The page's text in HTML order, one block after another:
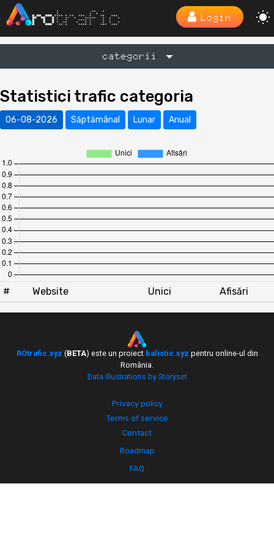
Login
categorii
Statistici trafic categoria
06-08-2026 Săptămânal Lunar Anual
# Website Unici Afisări
ROtrafic.xyz (BETA) este un proiect balistic.xyz pentru online-ul din
România.
Data illustrations by Storyset
Privacy policy
Terms of service
Contact
Roadmap
FAQ